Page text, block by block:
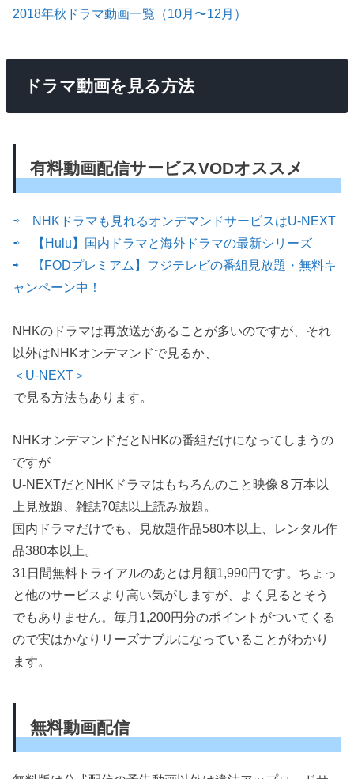
2018年秋ドラマ動画一覧（10月〜12月）
ドラマ動画を見る方法
有料動画配信サービスVODオススメ
⇨ NHKドラマも見れるオンデマンドサービスはU-NEXT
⇨ 【Hulu】国内ドラマと海外ドラマの最新シリーズ
⇨ 【FODプレミアム】フジテレビの番組見放題・無料キ
ャンペーン中！
NHKのドラマは再放送があることが多いのですが、それ
以外はNHKオンデマンドで見るか、
＜U-NEXT＞
で見る方法もあります。
NHKオンデマンドだとNHKの番組だけになってしまうの
ですが
U-NEXTだとNHKドラマはもちろんのこと映像８万本以
上見放題、雑誌70誌以上読み放題。
国内ドラマだけでも、見放題作品580本以上、レンタル作
品380本以上。
31日間無料トライアルのあとは月額1,990円です。ちょっ
と他のサービスより高い気がしますが、よく見るとそう
でもありません。毎月1,200円分のポイントがついてくる
ので実はかなりリーズナブルになっていることがわかり
ます。
無料動画配信